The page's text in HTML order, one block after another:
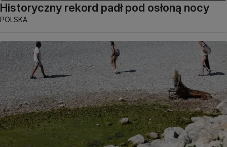
Historyczny rekord padł pod osłoną nocy
POLSKA